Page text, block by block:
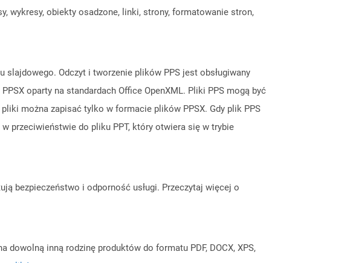
wykresy, obiekty osadzone, linki, strony, formatowanie stron,
Odczyt i tworzenie plików PPS jest obsługiwany
oparty na standardach Office OpenXML. Pliki PPS mogą być
można zapisać tylko w formacie plików PPSX. Gdy plik PPS
przeciwieństwie do pliku PPT, który otwiera się w trybie
bezpieczeństwo i odporność usługi. Przeczytaj więcej o
inną rodzinę produktów do formatu PDF, DOCX, XPS,